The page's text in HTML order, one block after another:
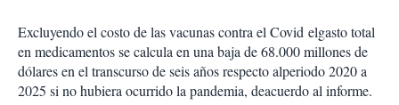
Excluyendo el costo de las vacunas contra el Covid elgasto total
en medicamentos se calcula en una baja de 68.000 millones de
dólares en el transcurso de seis años respecto alperiodo 2020 a
2025 si no hubiera ocurrido la pandemia, deacuerdo al informe.